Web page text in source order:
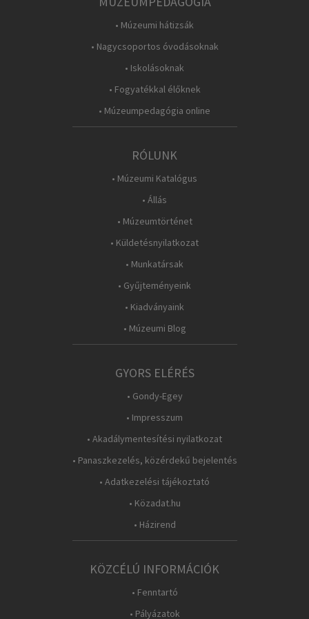
• Múzeumi hátizsák
• Nagycsoportos óvodásoknak
• Iskolásoknak
• Fogyatékkal élőknek
• Múzeumpedagógia online
RÓLUNK
• Múzeumi Katalógus
• Állás
• Múzeumtörténet
• Küldetésnyilatkozat
• Munkatársak
• Gyűjteményeink
• Kiadványaink
• Múzeumi Blog
GYORS ELÉRÉS
• Gondy-Egey
• Impresszum
• Akadálymentesítési nyilatkozat
• Panaszkezelés, közérdekű bejelentés
• Adatkezelési tájékoztató
• Közadat.hu
• Házirend
KÖZCÉLÚ INFORMÁCIÓK
• Fenntartó
• Pályázatok